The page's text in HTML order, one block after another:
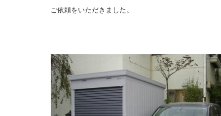
ご依頼をいただきました。